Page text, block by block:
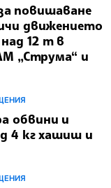
повишаване
движението
12 т в
„Струма“ и
обвини и
4 кг хашиш и